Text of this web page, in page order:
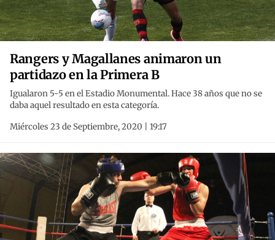
Rangers y Magallanes animaron un
partidazo en la Primera B
Igualaron 5-5 en el Estadio Monumental. Hace 38 años que no se
daba aquel resultado en esta categoría.
Miércoles 23 de Septiembre, 2020 | 19:17